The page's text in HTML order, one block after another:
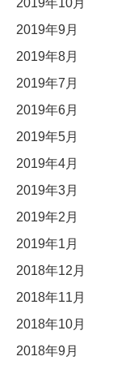
2019年10月
2019年9月
2019年8月
2019年7月
2019年6月
2019年5月
2019年4月
2019年3月
2019年2月
2019年1月
2018年12月
2018年11月
2018年10月
2018年9月